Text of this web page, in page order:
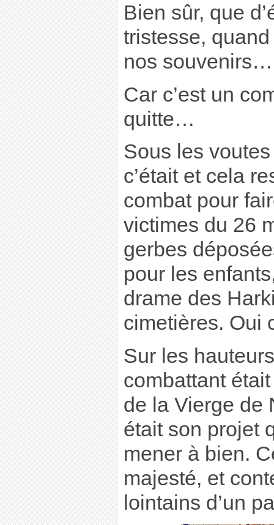
Bien sûr, que
tristesse,
nos souvenirs…
Car c’est un
quitte…
Sous les
c’était et cela
combat pour
victimes du 26
gerbes
pour les
drame des
cimetières. Oui
Sur les
combattant
de la Vierge de
était son projet
mener à bien.
majesté, et
lointains d’un